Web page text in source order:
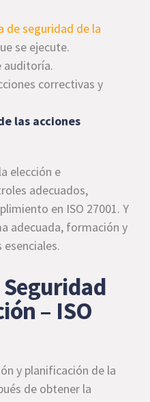
de seguridad de la
se ejecute.
auditoría.
correctivas y
las acciones
elección e
adecuados,
en ISO 27001. Y
adecuada, formación y
– ISO
y planificación de la
de obtener la